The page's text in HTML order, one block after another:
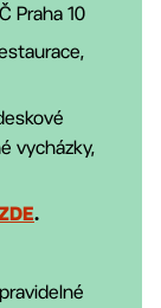
Praha 10
vycházky,
.